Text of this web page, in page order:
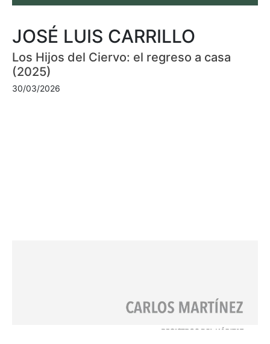
JOSÉ LUIS CARRILLO
Los Hijos del Ciervo: el regreso a casa
(2025)
30/03/2026